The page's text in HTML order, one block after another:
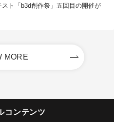
スト「b3d創作祭」五回目の開催が
MORE
コンテンツ